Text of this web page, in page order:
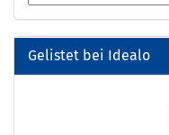
Gelistet bei Idealo